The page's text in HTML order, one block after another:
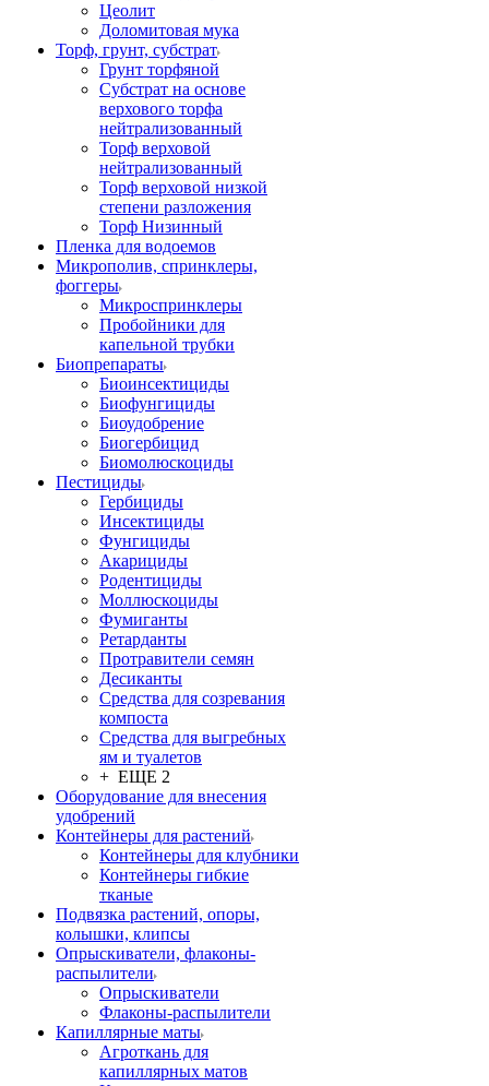
Цеолит
Доломитовая мука
Торф, грунт, субстрат
Грунт торфяной
Субстрат на основе
верхового торфа
нейтрализованный
Торф верховой
нейтрализованный
Торф верховой низкой
степени разложения
Торф Низинный
Пленка для водоемов
Микрополив, спринклеры,
фоггеры
Микроспринклеры
Пробойники для
капельной трубки
Биопрепараты
Биоинсектициды
Биофунгициды
Биоудобрение
Биогербицид
Биомолюскоциды
Пестициды
Гербициды
Инсектициды
Фунгициды
Акарициды
Родентициды
Моллюскоциды
Фумиганты
Ретарданты
Протравители семян
Десиканты
Средства для созревания
компоста
Средства для выгребных
ям и туалетов
+ ЕЩЕ 2
Оборудование для внесения
удобрений
Контейнеры для растений
Контейнеры для клубники
Контейнеры гибкие
тканые
Подвязка растений, опоры,
колышки, клипсы
Опрыскиватели, флаконы-
распылители
Опрыскиватели
Флаконы-распылители
Капиллярные маты
Агроткань для
капиллярных матов